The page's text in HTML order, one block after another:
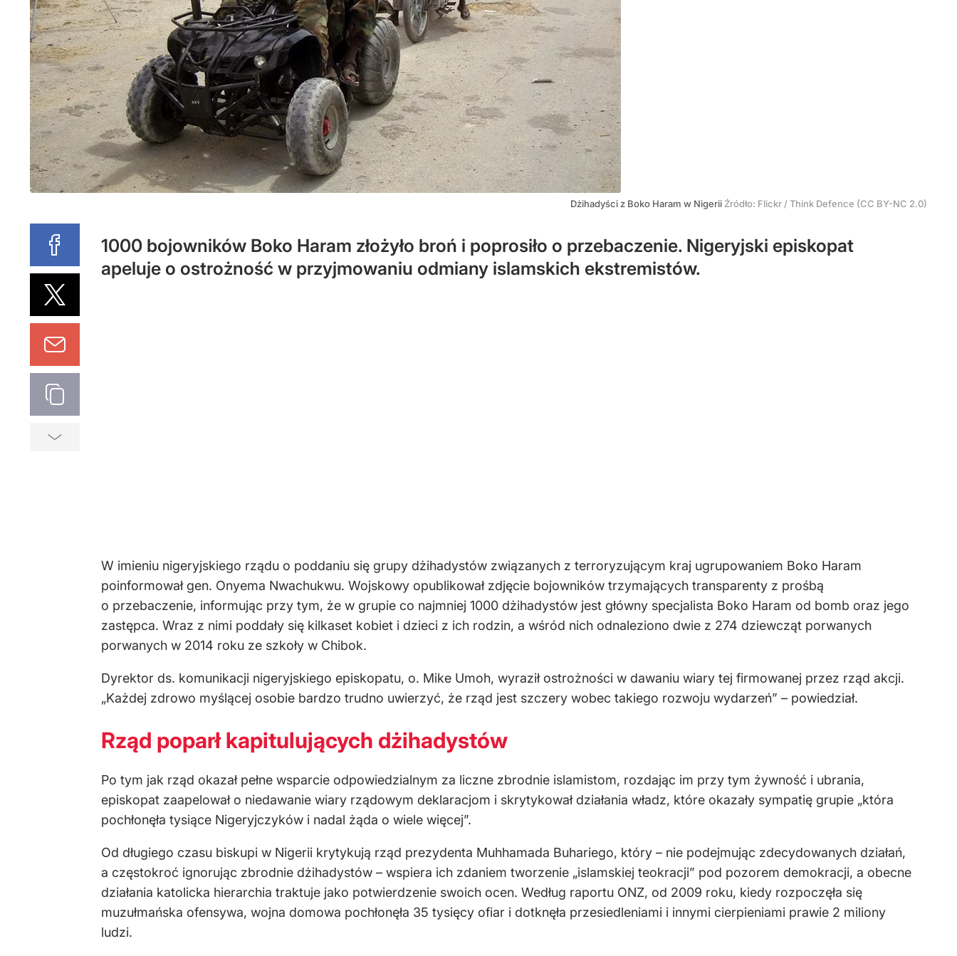
Dżihadyści z Boko Haram w Nigerii Źródło: Flickr /Think Defence (CC BY-NC 2.0)
1000 bojowników Boko Haram złożyło broń i poprosiło o przebaczenie. Nigeryjski episkopat
apeluje o ostrożność w przyjmowaniu odmiany islamskich ekstremistów.
W imieniu nigeryjskiego rządu o poddaniu się grupy dżihadystów związanych z terroryzującym kraj ugrupowaniem Boko Haram
poinformował gen. Onyema Nwachukwu. Wojskowy opublikował zdjęcie bojowników trzymających transparenty z prośbą
o przebaczenie, informując przy tym, że w grupie co najmniej 1000 dżihadystów jest główny specjalista Boko Haram od bomb oraz jego
zastępca. Wraz z nimi poddały się kilkaset kobiet i dzieci z ich rodzin, a wśród nich odnaleziono dwie z 274 dziewcząt porwanych
porwanych w 2014 roku ze szkoły w Chibok.
Dyrektor ds. komunikacji nigeryjskiego episkopatu, o. Mike Umoh, wyraził ostrożności w dawaniu wiary tej firmowanej przez rząd akcji.
„Każdej zdrowo myślącej osobie bardzo trudno uwierzyć, że rząd jest szczery wobec takiego rozwoju wydarzeń” – powiedział.
Rząd poparł kapitulujących dżihadystów
Po tym jak rząd okazał pełne wsparcie odpowiedzialnym za liczne zbrodnie islamistom, rozdając im przy tym żywność i ubrania,
episkopat zaapelował o niedawanie wiary rządowym deklaracjom i skrytykował działania władz, które okazały sympatię grupie „która
pochłonęła tysiące Nigeryjczyków i nadal żąda o wiele więcej”.
Od długiego czasu biskupi w Nigerii krytykują rząd prezydenta Muhhamada Buhariego, który – nie podejmując zdecydowanych działań,
a częstokroć ignorując zbrodnie dżihadystów – wspiera ich zdaniem tworzenie „islamskiej teokracji” pod pozorem demokracji, a obecne
działania katolicka hierarchia traktuje jako potwierdzenie swoich ocen. Według raportu ONZ, od 2009 roku, kiedy rozpoczęła się
muzułmańska ofensywa, wojna domowa pochłonęła 35 tysięcy ofiar i dotknęła przesiedleniami i innymi cierpieniami prawie 2 miliony
ludzi.